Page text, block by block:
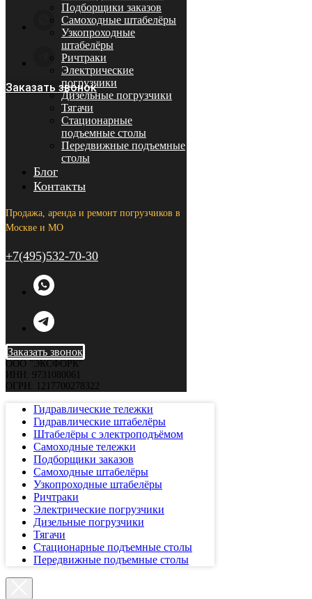
Заказать звонок
Подборщики заказов
Самоходные штабелёры
Узкопроходные
штабелёры
Ричтраки
Электрические
погрузчики
Дизельные погрузчики
Тягачи
Стационарные
подъемные столы
Передвижные подъемные
столы
Блог
Контакты
Продажа, аренда и ремонт погрузчиков в
Москве и МО
+7(495)532-70-30
Заказать звонок
ООО "ЭКСФОРК"
ИНН: 9731080061
ОГРН: 1217700278322
Гидравлические тележки
Гидравлические штабелёры
Штабелёры с электроподъёмом
Самоходные тележки
Подборщики заказов
Самоходные штабелёры
Узкопроходные штабелёры
Ричтраки
Электрические погрузчики
Дизельные погрузчики
Тягачи
Стационарные подъемные столы
Передвижные подъемные столы